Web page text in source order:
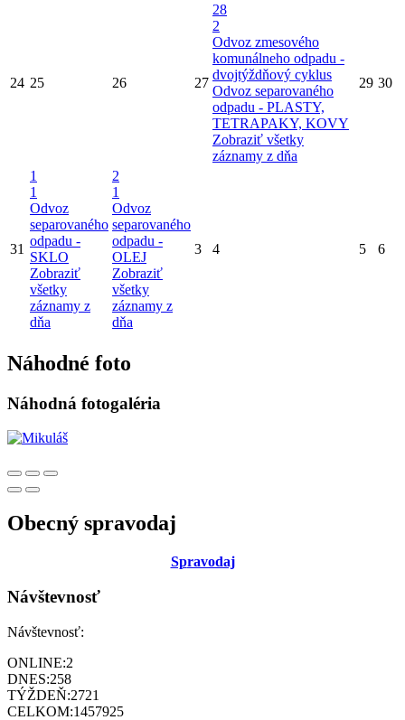
24 25 26 27
28
2
Odvoz zmesového
komunálneho odpadu -
dvojtýždňový cyklus
Odvoz separovaného
odpadu - PLASTY,
TETRAPAKY, KOVY
Zobraziť všetky
záznamy z dňa
29 30
31
1
1
Odvoz
separovaného
odpadu -
SKLO
Zobraziť
všetky
záznamy z
dňa
2
1
Odvoz
separovaného
odpadu -
OLEJ
Zobraziť
všetky
záznamy z
dňa
3 4 5 6
Náhodné foto
Náhodná fotogaléria
Obecný spravodaj
Spravodaj
Návštevnosť
Návštevnosť:
ONLINE:2
DNES:258
TÝŽDEŇ:2721
CELKOM:1457925